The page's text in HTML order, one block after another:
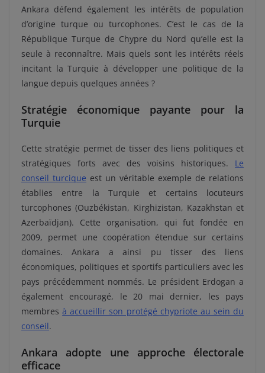
Ankara défend également les intérêts de population
d’origine turque ou turcophones. C’est le cas de la
République Turque de Chypre du Nord qu’elle est la
seule à reconnaître. Mais quels sont les intérêts réels
incitant la Turquie à développer une politique de la
langue depuis quelques années ?
Stratégie économique payante pour la
Turquie
Cette stratégie permet de tisser des liens politiques et
stratégiques forts avec des voisins historiques. Le
conseil turcique est un véritable exemple de relations
établies entre la Turquie et certains locuteurs
turcophones (Ouzbékistan, Kirghizistan, Kazakhstan et
Azerbaïdjan). Cette organisation, qui fut fondée en
2009, permet une coopération étendue sur certains
domaines. Ankara a ainsi pu tisser des liens
économiques, politiques et sportifs particuliers avec les
pays précédemment nommés. Le président Erdogan a
également encouragé, le 20 mai dernier, les pays
membresà accueillir son protégé chypriote au sein du
conseil.
Ankara adopte une approche électorale
efficace